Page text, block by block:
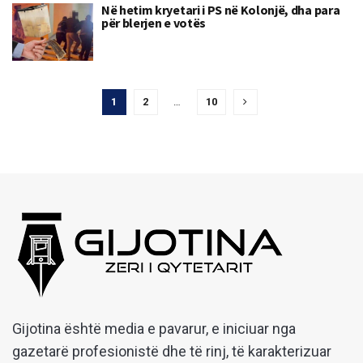
Në hetim kryetari i PS në Kolonjë, dha para
për blerjen e votës
1 2 … 10
Gijotina është media e pavarur, e iniciuar nga
gazetarë profesionistë dhe të rinj, të karakterizuar